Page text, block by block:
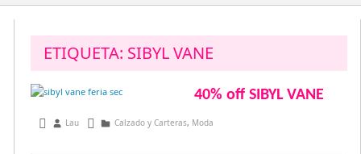
ETIQUETA: SIBYL VANE
40% off SIBYL VANE
julio 12, 2013
Lau Calzado y Carteras, Moda